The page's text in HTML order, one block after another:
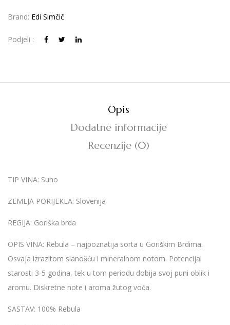
Brand: Edi Simčič
Podjeli :
Opis
Dodatne informacije
Recenzije (0)
TIP VINA: Suho
ZEMLJA PORIJEKLA: Slovenija
REGIJA: Goriška brda
OPIS VINA: Rebula – najpoznatija sorta u Goriškim Brdima.
Osvaja izrazitom slanošću i mineralnom notom. Potencijal
starosti 3-5 godina, tek u tom periodu dobija svoj puni oblik i
aromu. Diskretne note i aroma žutog voća.
SASTAV: 100% Rebula